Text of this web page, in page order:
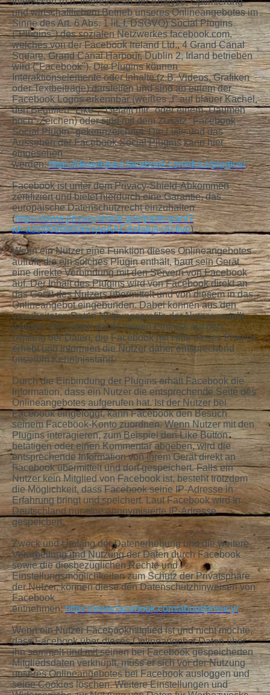
und wirtschaftlichem Betrieb unseres Onlineangebotes im
Sinne des Art. 6 Abs. 1 lit. f. DSGVO) Social Plugins
("Plugins") des sozialen Netzwerkes facebook.com,
welches von der Facebook Ireland Ltd., 4 Grand Canal
Square, Grand Canal Harbour, Dublin 2, Irland betrieben
wird ("Facebook"). Die Plugins können
Interaktionselemente oder Inhalte (z.B. Videos, Grafiken
oder Textbeiträge) darstellen und sind an einem der
Facebook Logos erkennbar (weißes „f“ auf blauer Kachel,
den Begriffen "Like", "Gefällt mir" oder einem „Daumen
hoch“-Zeichen) oder sind mit dem Zusatz "Facebook
Social Plugin" gekennzeichnet. Die Liste und das
Aussehen der Facebook Social Plugins kann hier
eingesehen
werden:https://developers.facebook.com/docs/plugins/.
Facebook ist unter dem Privacy-Shield-Abkommen
zertifiziert und bietet hierdurch eine Garantie, das
europäische Datenschutzrecht einzuhalten
(https://www.privacyshield.gov/participant?
id=a2zt0000000GnywAAC&status=Active).
Wenn ein Nutzer eine Funktion dieses Onlineangebotes
aufruft, die ein solches Plugin enthält, baut sein Gerät
eine direkte Verbindung mit den Servern von Facebook
auf. Der Inhalt des Plugins wird von Facebook direkt an
das Gerät des Nutzers übermittelt und von diesem in das
Onlineangebot eingebunden. Dabei können aus den
verarbeiteten Daten Nutzungsprofile der Nutzer erstellt
werden. Wir haben daher keinen Einfluss auf den
Umfang der Daten, die Facebook mit Hilfe dieses Plugins
erhebt und informiert die Nutzer daher entsprechend
unserem Kenntnisstand.
Durch die Einbindung der Plugins erhält Facebook die
Information, dass ein Nutzer die entsprechende Seite des
Onlineangebotes aufgerufen hat. Ist der Nutzer bei
Facebook eingeloggt, kann Facebook den Besuch
seinem Facebook-Konto zuordnen. Wenn Nutzer mit den
Plugins interagieren, zum Beispiel den Like Button
betätigen oder einen Kommentar abgeben, wird die
entsprechende Information von Ihrem Gerät direkt an
Facebook übermittelt und dort gespeichert. Falls ein
Nutzer kein Mitglied von Facebook ist, besteht trotzdem
die Möglichkeit, dass Facebook seine IP-Adresse in
Erfahrung bringt und speichert. Laut Facebook wird in
Deutschland nur eine anonymisierte IP-Adresse
gespeichert.
Zweck und Umfang der Datenerhebung und die weitere
Verarbeitung und Nutzung der Daten durch Facebook
sowie die diesbezüglichen Rechte und
Einstellungsmöglichkeiten zum Schutz der Privatsphäre
der Nutzer, können diese den Datenschutzhinweisen von
Facebook
entnehmen:https://www.facebook.com/about/privacy/.
Wenn ein Nutzer Facebookmitglied ist und nicht möchte,
dass Facebook über dieses Onlineangebot Daten über
ihn sammelt und mit seinen bei Facebook gespeicherten
Mitgliedsdaten verknüpft, muss er sich vor der Nutzung
unseres Onlineangebotes bei Facebook ausloggen und
seine Cookies löschen. Weitere Einstellungen und